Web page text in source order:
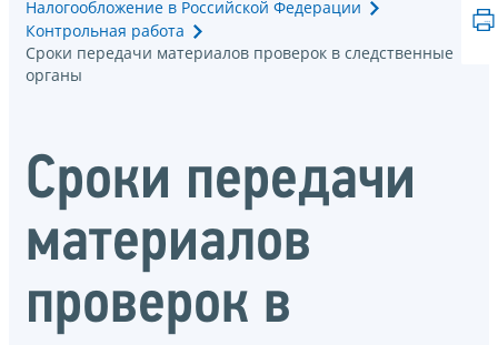
Налогообложение в Российской Федерации
Контрольная работа
Сроки передачи материалов проверок в следственные
органы
Сроки передачи
материалов
проверок в